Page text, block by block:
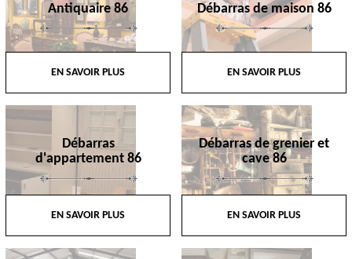
Antiquaire 86
EN SAVOIR PLUS
Débarras de maison 86
EN SAVOIR PLUS
Débarras
d'appartement 86
EN SAVOIR PLUS
Débarras de grenier et
cave 86
EN SAVOIR PLUS